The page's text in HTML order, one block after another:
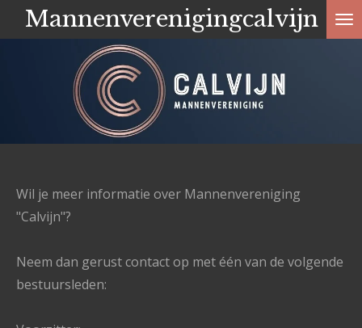
direct
hoofdinhoud
Mannenverenigingcalvijn
Wil je meer informatie over Mannenvereniging
"Calvijn"?
Neem dan gerust contact op met één van de volgende
bestuursleden: